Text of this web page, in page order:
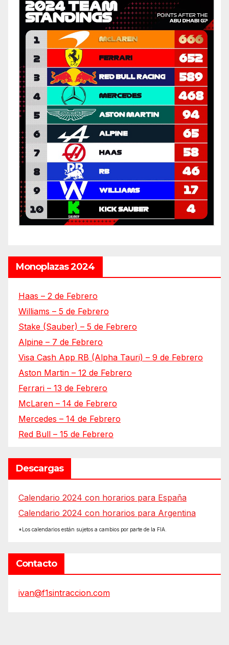
Monoplazas 2024
Haas – 2 de Febrero
Williams – 5 de Febrero
Stake (Sauber) – 5 de Febrero
Alpine – 7 de Febrero
Visa Cash App RB (Alpha Tauri) – 9 de Febrero
Aston Martin – 12 de Febrero
Ferrari – 13 de Febrero
McLaren – 14 de Febrero
Mercedes – 14 de Febrero
Red Bull – 15 de Febrero
Descargas
Calendario 2024 con horarios para España
Calendario 2024 con horarios para Argentina
*Los calendarios están sujetos a cambios por parte de la FIA.
Contacto
ivan@f1sintraccion.com